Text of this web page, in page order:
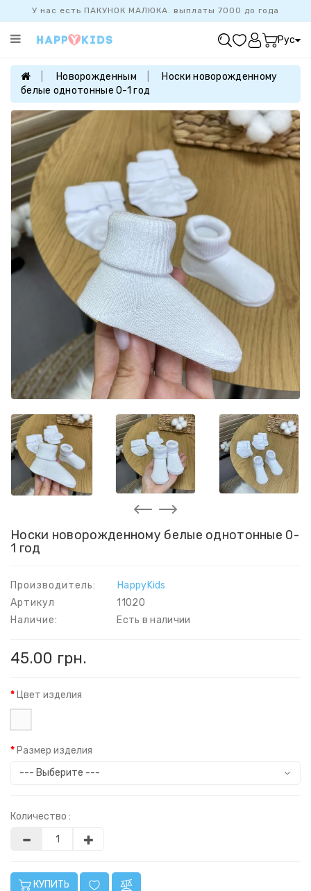
У нас есть ПАКУНОК МАЛЮКА. выплаты 7000 до года
Категории
ПРОДАЖ
БАЗОВАЯ
КОЛЛЕКЦИЯ
ДЕВОЧКАМ
МАЛЬЧИКАМ
НОВОРОЖДЕННЫМ
FAMILYLOOK
Рус
Новорожденным
Носки новорожденному
белые однотонные 0-1 год
Носки новорожденному белые однотонные 0-
1 год
Производитель:
HappyKids
Артикул
11020
Наличие:
Есть в наличии
45.00 грн.
Цвет изделия
Размер изделия
Количество :
КУПИТЬ